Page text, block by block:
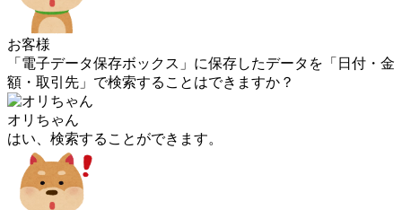
お客様
「電子データ保存ボックス」に保存したデータを「日付・金
額・取引先」で検索することはできますか？
オリちゃん
はい、検索することができます。